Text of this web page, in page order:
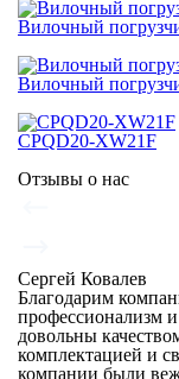
Вилочный
Вилочный
CPQD20-XW21F
Отзывы о нас
Сергей Ковалев
Благодарим
профессионализм
довольны
комплектацией и
компании были